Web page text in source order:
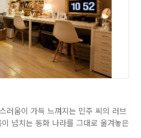
러움이 가득 느껴지는 민주 씨의 러브
넘치는 동화 나라를 그대로 옮겨놓은